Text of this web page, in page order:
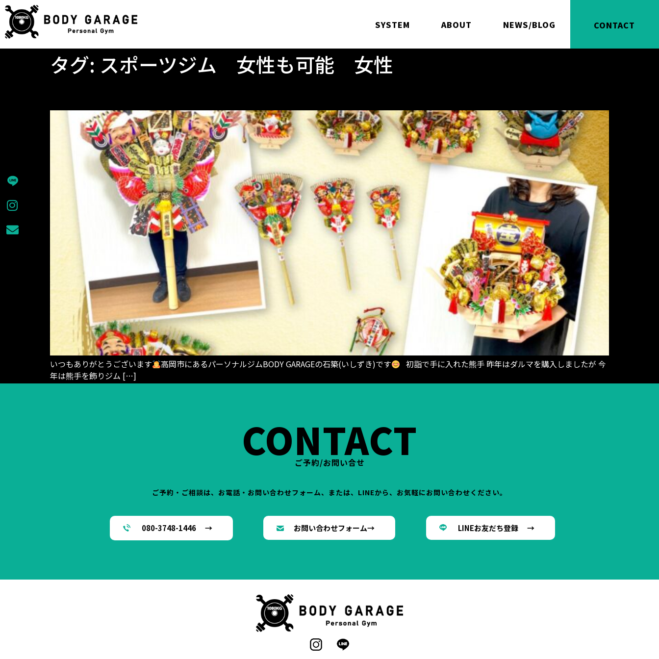
SYSTEM ABOUT NEWS/BLOG CONTACT
タグ: スポーツジム 女性も可能 女性
いつもありがとうございます 高岡市にあるパーソナルジムBODY GARAGEの石築(いしずき)です
初詣で手に入れた熊手 昨年はダルマを購入しましたが 今
年は熊手を飾りジム […]
CONTACT
ご予約/お問い合せ
ご予約・ご相談は、お電話・お問い合わせフォーム、または、LINEから、お気軽にお問い合わせください。
080-3748-1446 → お問い合わせフォーム→ LINEお友だち登録 →